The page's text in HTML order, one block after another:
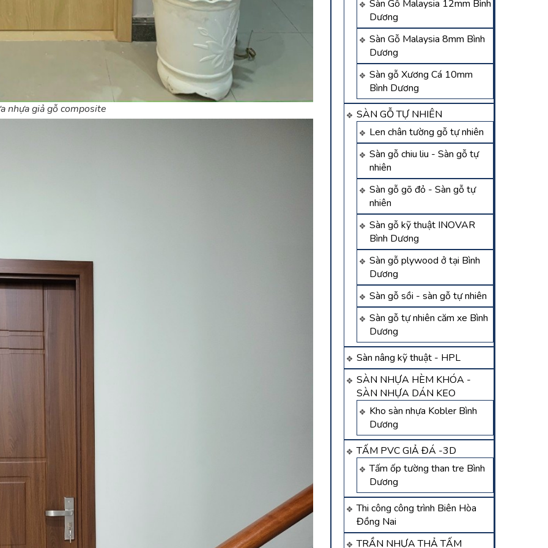
Sàn Gỗ Malaysia 12mm Bình
Dương
Sàn Gỗ Malaysia 8mm Bình
Dương
Sàn gỗ Xương Cá 10mm
Bình Dương
SÀN GỖ TỰ NHIÊN
Len chân tường gỗ tự nhiên
Sàn gỗ chiu liu - Sàn gỗ tự
nhiên
Sàn gỗ gõ đỏ - Sàn gỗ tự
nhiên
Sàn gỗ kỹ thuật INOVAR
Bình Dương
Sàn gỗ plywood ở tại Bình
Dương
Sàn gỗ sồi - sàn gỗ tự nhiên
Sàn gỗ tự nhiên căm xe Bình
Dương
Sàn nâng kỹ thuật - HPL
SÀN NHỰA HÈM KHÓA -
SÀN NHỰA DÁN KEO
Kho sàn nhựa Kobler Bình
Dương
TẤM PVC GIẢ ĐÁ -3D
Tấm ốp tường than tre Bình
Dương
Thi công công trình Biên Hòa
Đồng Nai
TRẦN NHỰA THẢ TẤM
nhựa giả gỗ composite